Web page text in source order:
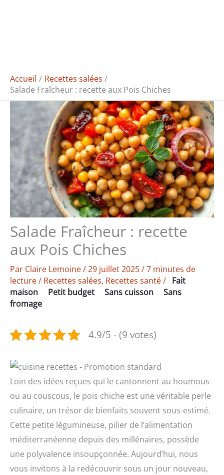
Accueil
Recettes salées
Salade Fraîcheur : recette aux Pois Chiches
Salade Fraîcheur : recette
aux Pois Chiches
Par Claire Lemoine/29 juillet 2025/7 minutes de
lecture/ Recettes salées, Recettes santé/ Fait
maison
Petit budget Sans cuisson
Sans
fromage
4.9/5 - (9 votes)
Loin des idées reçues qui le cantonnent au houmous
ou au couscous, le pois chiche est une véritable perle
culinaire, un trésor de bienfaits souvent sous-estimé.
Cette petite légumineuse, pilier de l’alimentation
méditerranéenne depuis des millénaires, possède
une polyvalence insoupçonnée. Aujourd’hui, nous
vous invitons à la redécouvrir sous un jour nouveau,